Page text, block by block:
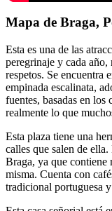
Mapa de Braga,
Esta es una de las
peregrinaje y cada año,
respetos. Se encuentra
empinada escalinata,
fuentes, basadas en
realmente lo que
Esta plaza tiene una
calles que salen de
Braga, ya que contiene
misma. Cuenta con
tradicional portuguesa